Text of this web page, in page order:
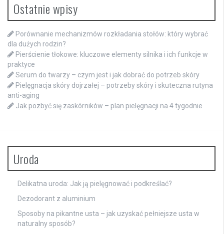
Ostatnie wpisy
Porównanie mechanizmów rozkładania stołów: który wybrać
dla dużych rodzin?
Pierścienie tłokowe: kluczowe elementy silnika i ich funkcje w
praktyce
Serum do twarzy – czym jest i jak dobrać do potrzeb skóry
Pielęgnacja skóry dojrzałej – potrzeby skóry i skuteczna rutyna
anti-aging
Jak pozbyć się zaskórników – plan pielęgnacji na 4 tygodnie
Uroda
Delikatna uroda: Jak ją pielęgnować i podkreślać?
Dezodorant z aluminium
Sposoby na pikantne usta – jak uzyskać pełniejsze usta w
naturalny sposób?